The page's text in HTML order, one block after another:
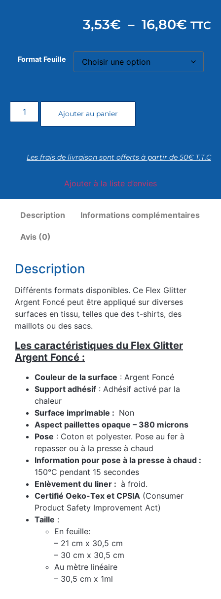
3,53€ – 16,80€ TTC
Format Feuille
Ajouter au panier
Les frais de livraison sont offerts à partir de 50€ T.T.C
Ajouter à la liste d’envies
Description Informations complémentaires
Avis (0)
Description
Différents formats disponibles. Ce Flex Glitter
Argent Foncé peut être appliqué sur diverses
surfaces en tissu, telles que des t-shirts, des
maillots ou des sacs.
Les caractéristiques du Flex Glitter
Argent Foncé :
Couleur de la surface : Argent Foncé
Support adhésif : Adhésif activé par la
chaleur
Surface imprimable : Non
Aspect paillettes opaque – 380 microns
Pose : Coton et polyester. Pose au fer à
repasser ou à la presse à chaud
Information pour pose à la presse à chaud :
150°C pendant 15 secondes
Enlèvement du liner : à froid.
Certifié Oeko-Tex et CPSIA (Consumer
Product Safety Improvement Act)
Taille :
En feuille:
– 21 cm x 30,5 cm
– 30 cm x 30,5 cm
Au mètre linéaire
– 30,5 cm x 1ml